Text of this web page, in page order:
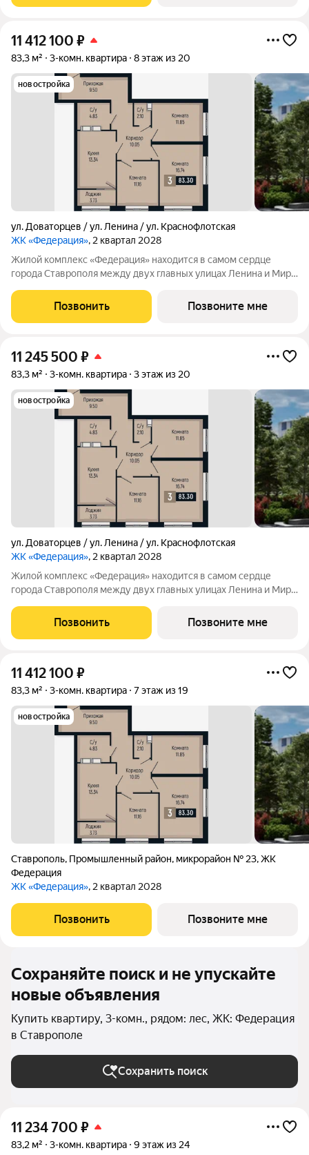
11 412 100 ₽
83,3 м² 3-комн. квартира 8 этаж из 20
новостройка
ул. Доваторцев / ул. Ленина / ул. Краснофлотская
ЖК «Федерация», 2 квартал 2028
Жилой комплекс «Федерация» находится в самом сердце
города Ставрополя между двух главных улицах Ленина и Мира,
Доваторцев. Зеленый двор способен придать новый уровень
качеству жизни, а его хозяину
Позвонить Позвоните мне
11 245 500 ₽
83,3 м² 3-комн. квартира 3 этаж из 20
новостройка
ул. Доваторцев / ул. Ленина / ул. Краснофлотская
ЖК «Федерация», 2 квартал 2028
Жилой комплекс «Федерация» находится в самом сердце
города Ставрополя между двух главных улицах Ленина и Мира,
Доваторцев. Зеленый двор способен придать новый уровень
качеству жизни, а его хозяину
Позвонить Позвоните мне
11 412 100 ₽
83,3 м² 3-комн. квартира 7 этаж из 19
новостройка
Ставрополь, Промышленный район, микрорайон № 23,ЖК
Федерация
ЖК «Федерация», 2 квартал 2028
Позвонить Позвоните мне
Сохраняйте поиск и не упускайте
новые объявления
Купить квартиру, 3-комн., рядом: лес, ЖК: Федерация
в Ставрополе
Сохранить поиск
11 234 700 ₽
83,2 м² 3-комн. квартира 9 этаж из 24